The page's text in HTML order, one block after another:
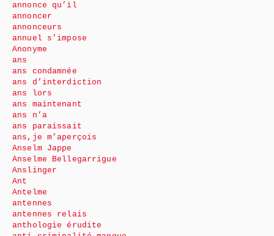
annonce qu’il
annoncer
annonceurs
annuel s’impose
Anonyme
ans
ans condamnée
ans d’interdiction
ans lors
ans maintenant
ans n’a
ans paraissait
ans,je m’aperçois
Anselm Jappe
Anselme Bellegarrigue
Anslinger
Ant
Antelme
antennes
antennes relais
anthologie érudite